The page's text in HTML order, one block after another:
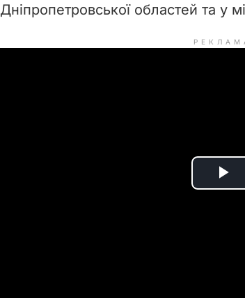
Дніпропетровської областей та у
P